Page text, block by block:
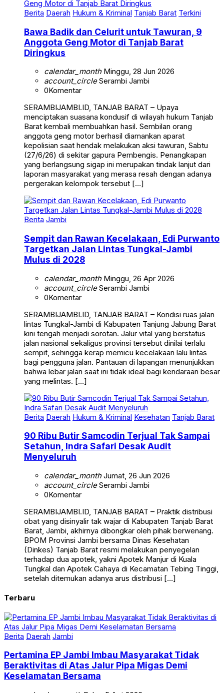
Berita Daerah Hukum & Kriminal Tanjab Barat Terkini
Bawa Badik dan Celurit untuk Tawuran, 9
Anggota Geng Motor di Tanjab Barat
Diringkus
calendar_monthMinggu, 28 Jun 2026
account_circleSerambi Jambi
0Komentar
SERAMBIJAMBI.ID, TANJAB BARAT – Upaya
menciptakan suasana kondusif di wilayah hukum Tanjab
Barat kembali membuahkan hasil. Sembilan orang
anggota geng motor berhasil diamankan aparat
kepolisian saat hendak melakukan aksi tawuran, Sabtu
(27/6/26) di sekitar gapura Pembengis. Penangkapan
yang berlangsung sigap ini merupakan tindak lanjut dari
laporan masyarakat yang merasa resah dengan adanya
pergerakan kelompok tersebut […]
Berita Jambi
Sempit dan Rawan Kecelakaan, Edi Purwanto
Targetkan Jalan Lintas Tungkal-Jambi
Mulus di 2028
calendar_monthMinggu, 26 Apr 2026
account_circleSerambi Jambi
0Komentar
SERAMBIJAMBI.ID, TANJAB BARAT – Kondisi ruas jalan
lintas Tungkal-Jambi di Kabupaten Tanjung Jabung Barat
kini tengah menjadi sorotan. Jalur vital yang berstatus
jalan nasional sekaligus provinsi tersebut dinilai terlalu
sempit, sehingga kerap memicu kecelakaan lalu lintas
bagi pengguna jalan. Pantauan di lapangan menunjukkan
bahwa lebar jalan saat ini tidak ideal bagi kendaraan besar
yang melintas. […]
Berita Daerah Hukum & Kriminal Kesehatan Tanjab Barat
90 Ribu Butir Samcodin Terjual Tak Sampai
Setahun, Indra Safari Desak Audit
Menyeluruh
calendar_monthJumat, 26 Jun 2026
account_circleSerambi Jambi
0Komentar
SERAMBIJAMBI.ID, TANJAB BARAT – Praktik distribusi
obat yang disinyalir tak wajar di Kabupaten Tanjab Barat
Barat, Jambi, akhirnya dibongkar oleh pihak berwenang.
BPOM Provinsi Jambi bersama Dinas Kesehatan
(Dinkes) Tanjab Barat resmi melakukan penyegelan
terhadap dua apotek, yakni Apotek Manjur di Kuala
Tungkal dan Apotek Cahaya di Kecamatan Tebing Tinggi,
setelah ditemukan adanya arus distribusi […]
Terbaru
Berita Daerah Jambi
Pertamina EP Jambi Imbau Masyarakat Tidak
Beraktivitas di Atas Jalur Pipa Migas Demi
Keselamatan Bersama